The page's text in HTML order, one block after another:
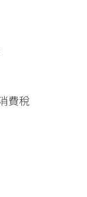
費稅